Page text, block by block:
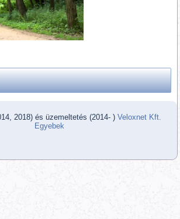
2018) és üzemeltetés (2014- ) Veloxnet Kft.
Egyebek